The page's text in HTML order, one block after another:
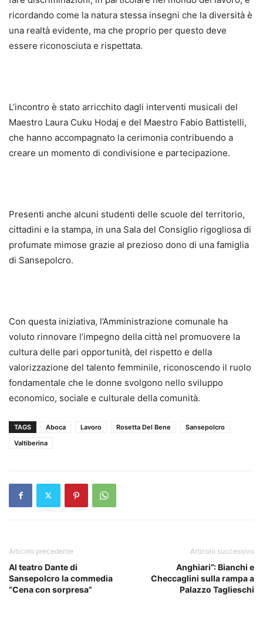
ricordando come la natura stessa insegni che la diversità è
una realtà evidente, ma che proprio per questo deve
essere riconosciuta e rispettata.
L’incontro è stato arricchito dagli interventi musicali del
Maestro Laura Cuku Hodaj e del Maestro Fabio Battistelli,
che hanno accompagnato la cerimonia contribuendo a
creare un momento di condivisione e partecipazione.
Presenti anche alcuni studenti delle scuole del territorio,
cittadini e la stampa, in una Sala del Consiglio rigogliosa di
profumate mimose grazie al prezioso dono di una famiglia
di Sansepolcro.
Con questa iniziativa, l’Amministrazione comunale ha
voluto rinnovare l’impegno della città nel promuovere la
cultura delle pari opportunità, del rispetto e della
valorizzazione del talento femminile, riconoscendo il ruolo
fondamentale che le donne svolgono nello sviluppo
economico, sociale e culturale della comunità.
TAGS Aboca Lavoro Rosetta Del Bene
Sansepolcro
Valtiberina
Articolo precedente
Al teatro Dante di
Sansepolcro la commedia
“Cena con sorpresa”
Articolo successivo
Anghiari”: Bianchi e
Checcaglini sulla rampa a
Palazzo Taglieschi